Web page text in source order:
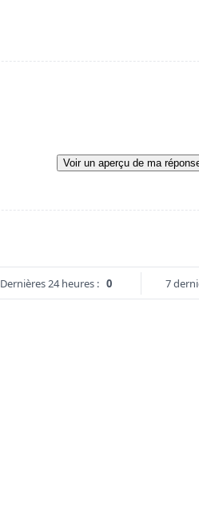
Voir un aperçu de ma
Dernières 24 heures : 0 7